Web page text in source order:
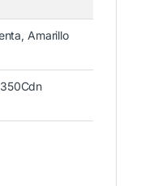
Amarillo